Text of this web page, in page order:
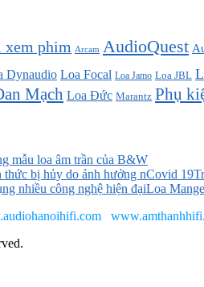
xem phim Arcam AudioQuest
Dynaudio Loa Focal Loa Jamo Loa JBL
Mạch Loa Đức Marantz Phụ
mẫu loa âm trần của B&W
Loa